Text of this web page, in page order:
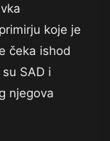
koje je
čeka ishod
SAD i
njegova